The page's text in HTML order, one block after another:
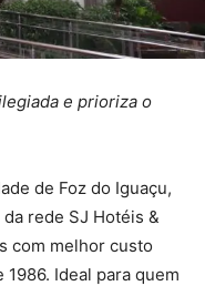
e prioriza o
de Foz do Iguaçu,
rede SJ Hotéis &
com melhor custo
Ideal para quem